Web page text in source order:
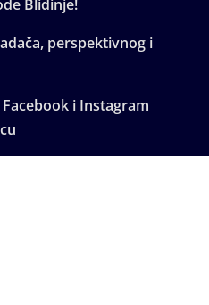
Blidinje!
perspektivnog i
i Instagram